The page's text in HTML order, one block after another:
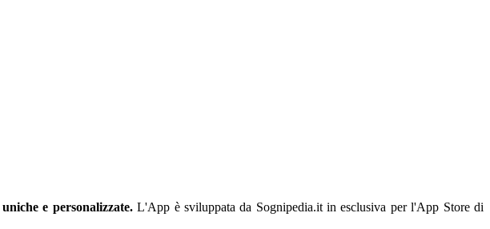
e personalizzate.L'App è sviluppata da Sognipedia.it in esclusiva per l'App Store di